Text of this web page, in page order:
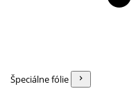
Špeciálne fólie